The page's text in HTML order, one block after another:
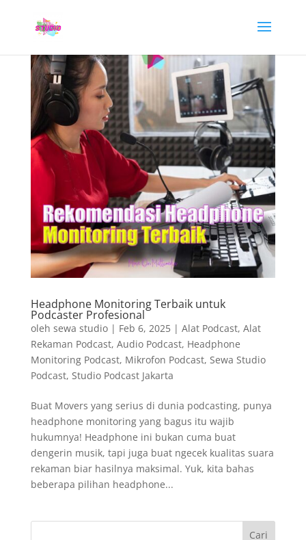
Headphone Monitoring Terbaik untuk
Podcaster Profesional
oleh sewa studio| Feb 6, 2025| Alat Podcast, Alat
Rekaman Podcast, Audio Podcast, Headphone
Monitoring Podcast, Mikrofon Podcast, Sewa Studio
Podcast, Studio Podcast Jakarta
Buat Movers yang serius di dunia podcasting, punya
headphone monitoring yang bagus itu wajib
hukumnya! Headphone ini bukan cuma buat
dengerin musik, tapi juga buat ngecek kualitas suara
rekaman biar hasilnya maksimal. Yuk, kita bahas
beberapa pilihan headphone...